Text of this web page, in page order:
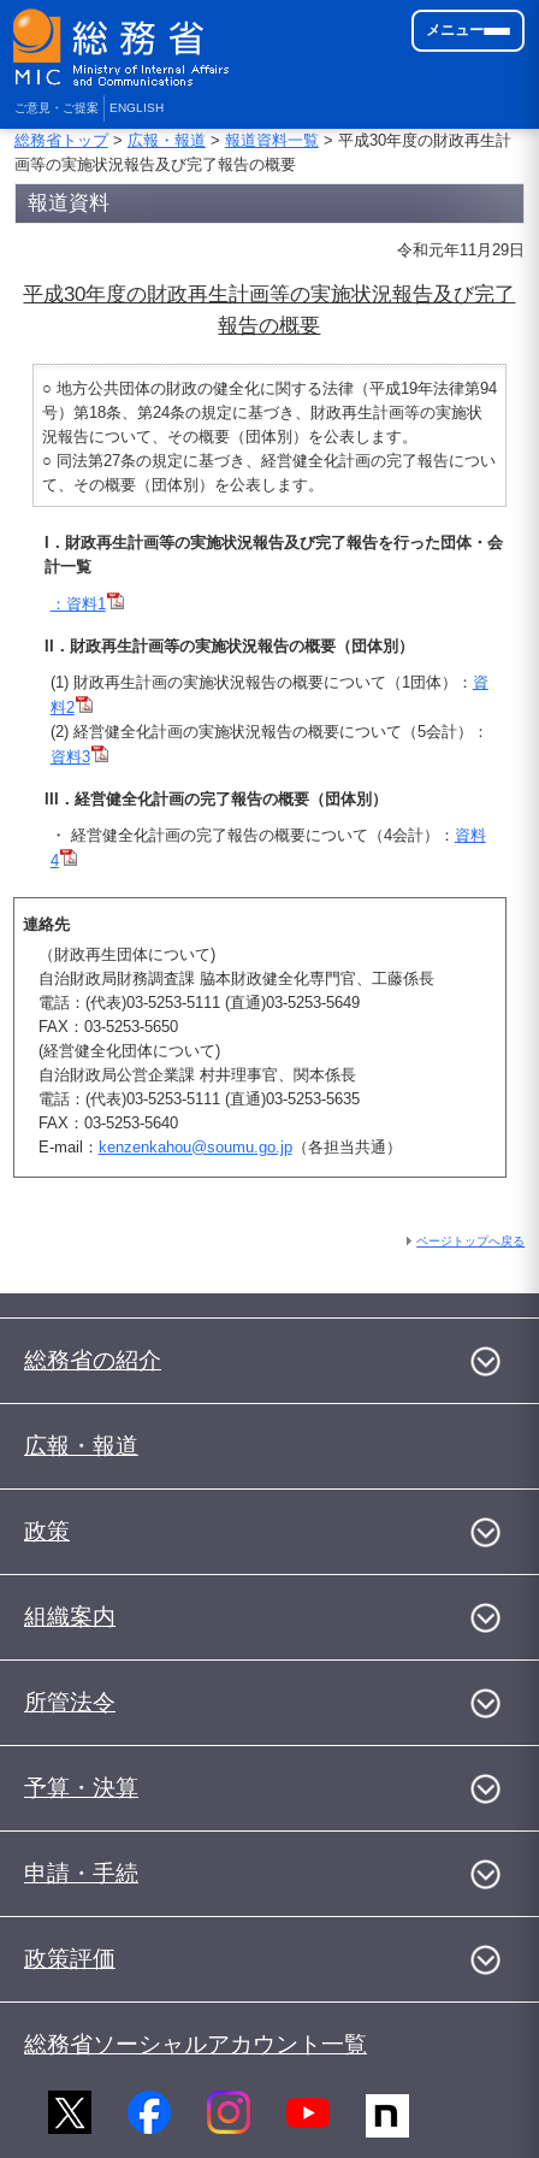
ご意見・ご提案 ENGLISH
メニュー
総務省トップ> 広報・報道 > 報道資料一覧> 平成30年度の財政再生計
画等の実施状況報告及び完了報告の概要
報道資料
令和元年11月29日
平成30年度の財政再生計画等の実施状況報告及び完了
報告の概要
○ 地方公共団体の財政の健全化に関する法律（平成19年法律第94
号）第18条、第24条の規定に基づき、財政再生計画等の実施状
況報告について、その概要（団体別）を公表します。
○ 同法第27条の規定に基づき、経営健全化計画の完了報告につい
て、その概要（団体別）を公表します。
I．財政再生計画等の実施状況報告及び完了報告を行った団体・会
計一覧
：資料1
II．財政再生計画等の実施状況報告の概要（団体別）
(1) 財政再生計画の実施状況報告の概要について（1団体）： 資
料2
(2) 経営健全化計画の実施状況報告の概要について（5会計）：
資料3
III．経営健全化計画の完了報告の概要（団体別）
・ 経営健全化計画の完了報告の概要について（4会計）： 資料
4
連絡先
（財政再生団体について)
自治財政局財務調査課 脇本財政健全化専門官、工藤係長
電話：(代表)03-5253-5111 (直通)03-5253-5649
FAX：03-5253-5650
(経営健全化団体について)
自治財政局公営企業課 村井理事官、関本係長
電話：(代表)03-5253-5111 (直通)03-5253-5635
FAX：03-5253-5640
E-mail： kenzenkahou@soumu.go.jp（各担当共通）
ページトップへ戻る
総務省の紹介
広報・報道
政策
組織案内
所管法令
予算・決算
申請・手続
政策評価
総務省ソーシャルアカウント一覧